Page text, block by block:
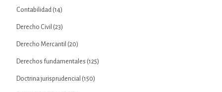
Contabilidad (14)
Derecho Civil (23)
Derecho Mercantil (20)
Derechos fundamentales (125)
Doctrina jurisprudencial (150)